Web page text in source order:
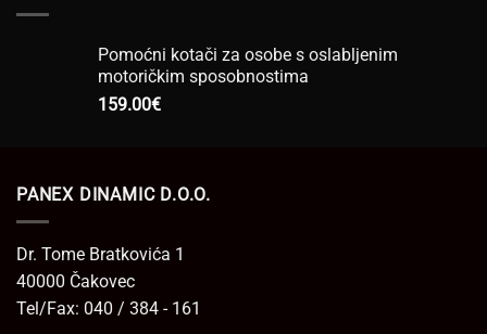
Pomoćni kotači za osobe s oslabljenim
motoričkim sposobnostima
159.00€
PANEX DINAMIC D.O.O.
Dr. Tome Bratkovića 1
40000 Čakovec
Tel/Fax: 040 / 384 - 161